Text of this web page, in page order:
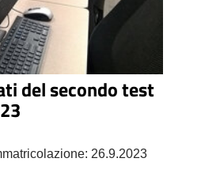
del secondo test
26.9.2023